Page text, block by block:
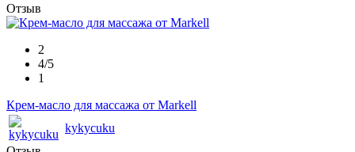
Отзыв
2
4/5
1
Крем-масло для массажа от Markell
kykycuku